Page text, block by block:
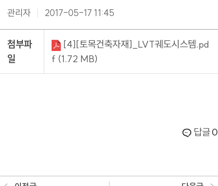
관리자 2017-05-17 11:45
첨부파
일
[4][토목건축자재]_LVT궤도시스템.pd
f (1.72 MB)
답글0